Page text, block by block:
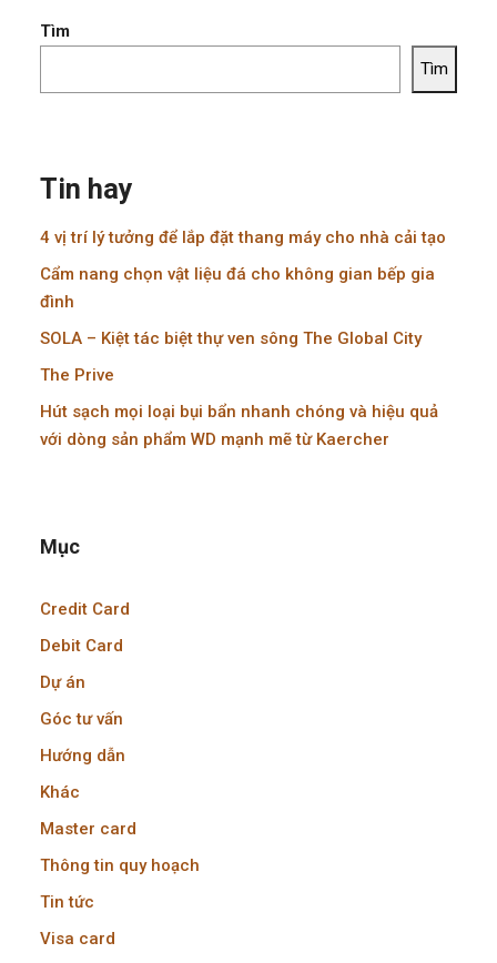
Tìm
Tìm
Tin hay
4 vị trí lý tưởng để lắp đặt thang máy cho nhà cải tạo
Cẩm nang chọn vật liệu đá cho không gian bếp gia
đình
SOLA – Kiệt tác biệt thự ven sông The Global City
The Prive
Hút sạch mọi loại bụi bẩn nhanh chóng và hiệu quả
với dòng sản phẩm WD mạnh mẽ từ Kaercher
Mục
Credit Card
Debit Card
Dự án
Góc tư vấn
Hướng dẫn
Khác
Master card
Thông tin quy hoạch
Tin tức
Visa card